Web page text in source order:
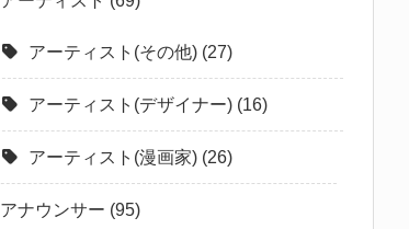
アーティスト(その他) (27)
アーティスト(デザイナー) (16)
アーティスト(漫画家) (26)
アナウンサー (95)